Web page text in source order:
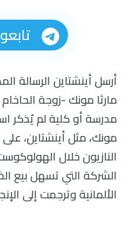
مارثا مونك -زوجة
مدرسة أو كلية لم يُذكر
مونك، مثل أينشتاين، على
النازيون خلال
الشركة التي تسهل بيع
الألمانية وترجمت إلى